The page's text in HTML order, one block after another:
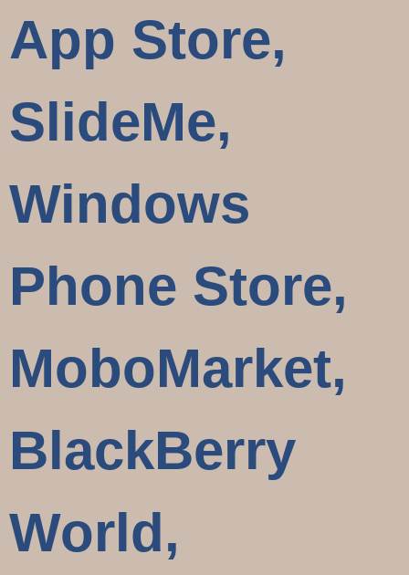
App Store,
SlideMe,
Windows
Phone Store,
MoboMarket,
BlackBerry
World,